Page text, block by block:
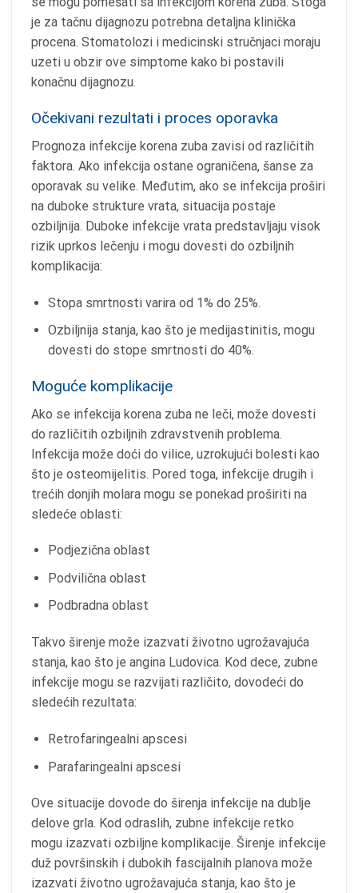
je za tačnu dijagnozu potrebna detaljna klinička
procena. Stomatolozi i medicinski stručnjaci moraju
uzeti u obzir ove simptome kako bi postavili
konačnu dijagnozu.
Očekivani rezultati i proces oporavka
Prognoza infekcije korena zuba zavisi od različitih
faktora. Ako infekcija ostane ograničena, šanse za
oporavak su velike. Međutim, ako se infekcija proširi
na duboke strukture vrata, situacija postaje
ozbiljnija. Duboke infekcije vrata predstavljaju visok
rizik uprkos lečenju i mogu dovesti do ozbiljnih
komplikacija:
Stopa smrtnosti varira od 1% do 25%.
Ozbiljnija stanja, kao što je medijastinitis, mogu
dovesti do stope smrtnosti do 40%.
Moguće komplikacije
Ako se infekcija korena zuba ne leči, može dovesti
do različitih ozbiljnih zdravstvenih problema.
Infekcija može doći do vilice, uzrokujući bolesti kao
što je osteomijelitis. Pored toga, infekcije drugih i
trećih donjih molara mogu se ponekad proširiti na
sledeće oblasti:
Podjezična oblast
Podvilična oblast
Podbradna oblast
Takvo širenje može izazvati životno ugrožavajuća
stanja, kao što je angina Ludovica. Kod dece, zubne
infekcije mogu se razvijati različito, dovodeći do
sledećih rezultata:
Retrofaringealni apscesi
Parafaringealni apscesi
Ove situacije dovode do širenja infekcije na dublje
delove grla. Kod odraslih, zubne infekcije retko
mogu izazvati ozbiljne komplikacije. Širenje infekcije
duž površinskih i dubokih fascijalnih planova može
izazvati životno ugrožavajuća stanja, kao što je